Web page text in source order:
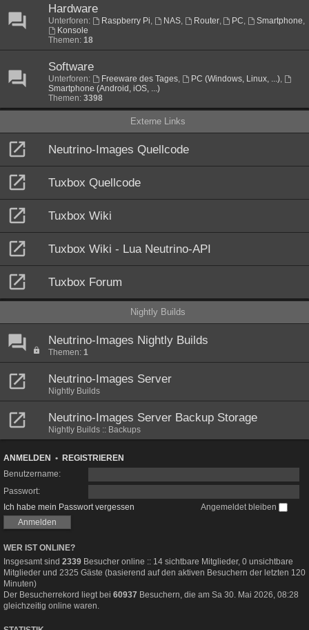
Hardware
Unterforen: Raspberry Pi, NAS, Router, PC, Smartphone,
Konsole
Themen: 18
Software
Unterforen: Freeware des Tages, PC (Windows, Linux, ...),
Smartphone (Android, iOS, ...)
Themen: 3398
Externe Links
Neutrino-Images Quellcode
Tuxbox Quellcode
Tuxbox Wiki
Tuxbox Wiki - Lua Neutrino-API
Tuxbox Forum
Nightly Builds
Neutrino-Images Nightly Builds
Themen: 1
Neutrino-Images Server
Nightly Builds
Neutrino-Images Server Backup Storage
Nightly Builds :: Backups
ANMELDEN • REGISTRIEREN
Benutzername:
Passwort:
Ich habe mein Passwort vergessen
Angemeldet bleiben
WER IST ONLINE?
Insgesamt sind 2339 Besucher online :: 14 sichtbare Mitglieder, 0 unsichtbare
Mitglieder und 2325 Gäste (basierend auf den aktiven Besuchern der letzten 120
Minuten)
Der Besucherrekord liegt bei 60937 Besuchern, die am Sa 30. Mai 2026, 08:28
gleichzeitig online waren.